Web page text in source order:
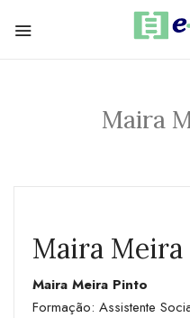
Maira
Maira
Maira Meira Pinto
Formação: Assistente